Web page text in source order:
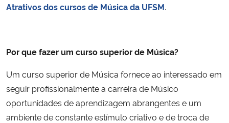
Atrativos dos cursos de Música da UFSM.
Por que fazer um curso superior de Música?
Um curso superior de Música fornece ao interessado em
seguir profissionalmente a carreira de Músico
oportunidades de aprendizagem abrangentes e um
ambiente de constante estímulo criativo e de troca de